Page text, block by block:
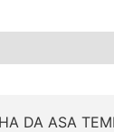
DA ASA